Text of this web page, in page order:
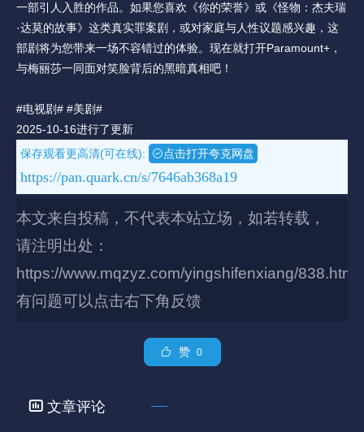
一部引人入胜的作品。如果您喜欢《你的荣誉》或《怪物：杰夫瑞
·达莫的故事》这类真实罪案剧，或对家庭与人性议题感兴趣，这
部剧将为您带来一场不容错过的体验。现在就打开Paramount+，
与梅丽莎一同面对笑脸背后的黑暗真相吧！
#电视剧# #美剧#
2025-10-16进行了更新
保存观看更高清(可在线):
点击打开夸克网盘
https://pan.quark.cn/s/7646ab368a19
本文来自投稿，不代表本站立场，如若转载，
请注明出处：
https://www.mqzyz.com/yingshifenxiang/838.html
有问题可以点击右下角反馈
赞 0
文章评论